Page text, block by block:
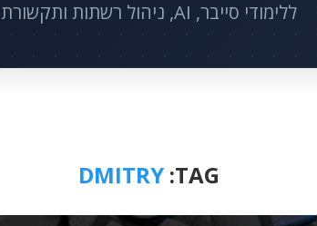
ללימודי סייבר, AI, ניהול רשתות ותקשורת
TAG:
DMITRY